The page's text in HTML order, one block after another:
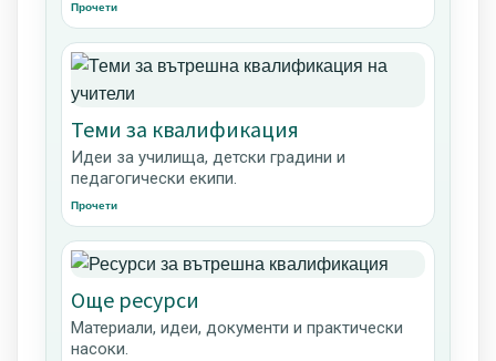
Прочети
Теми за квалификация
Идеи за училища, детски градини и
педагогически екипи.
Прочети
Още ресурси
Материали, идеи, документи и практически
насоки.